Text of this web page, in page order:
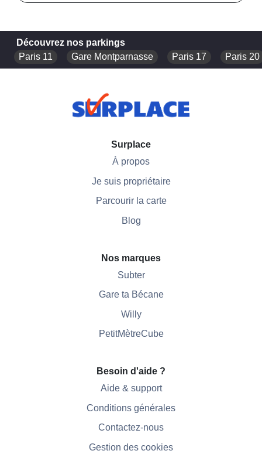
Découvrez nos parkings
Paris 11
Gare Montparnasse Paris 17 Paris 20
Surplace
À propos
Je suis propriétaire
Parcourir la carte
Blog
Nos marques
Subter
Gare ta Bécane
Willy
PetitMètreCube
Besoin d'aide ?
Aide & support
Conditions générales
Contactez-nous
Gestion des cookies